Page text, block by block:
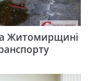
Житомирщині